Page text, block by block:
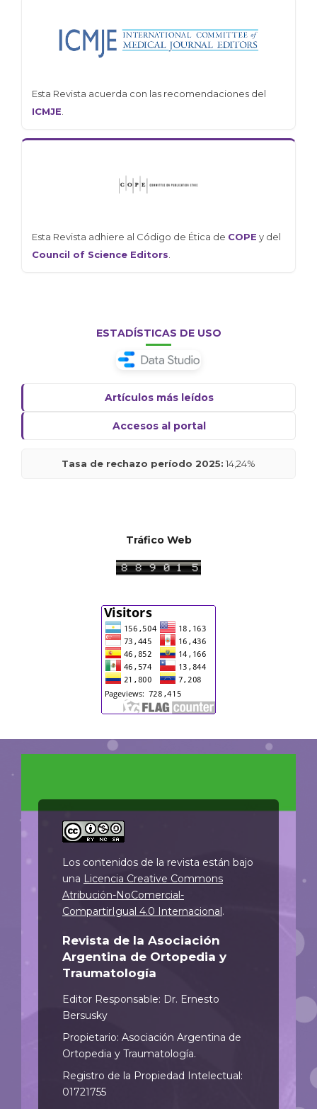
Esta Revista acuerda con las recomendaciones del
ICMJE
Esta Revista adhiere al Código de Ética de COPE y del
Council of Science Editors
ESTADÍSTICAS DE USO
Artículos más leídos
Accesos al portal
Tasa de rechazo período 2025: 14,24%
Tráfico Web
Los contenidos de la revista están bajo
una Licencia Creative Commons
Atribución-NoComercial-
CompartirIgual 4.0 Internacional.
Revista de la Asociación
Argentina de Ortopedia y
Traumatología
Editor Responsable: Dr. Ernesto
Bersusky
Propietario: Asociación Argentina de
Ortopedia y Traumatología.
Registro de la Propiedad Intelectual:
01721755